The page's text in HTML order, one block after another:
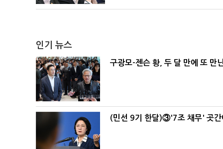
인기 뉴스
구광모-젠슨 황, 두 달 만에 또 만
(민선 9기 한달)③'7조 채무' 곳간